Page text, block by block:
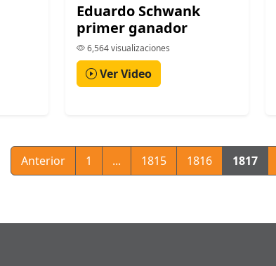
Eduardo Schwank
primer ganador
6,564 visualizaciones
Ver Video
Anterior 1 ... 1815 1816 1817